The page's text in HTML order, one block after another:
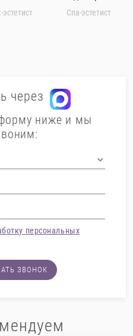
Спа-эстетист
через
ниже и мы
персональных
ЗВОНОК